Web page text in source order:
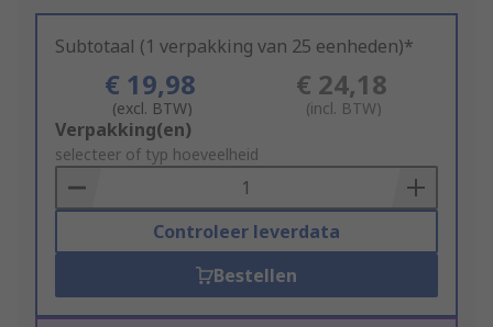
Subtotaal (1 verpakking van 25 eenheden)*
€ 19,98
(excl. BTW)
€ 24,18
(incl. BTW)
Add
to
Basket
Verpakking(en)
selecteer of typ hoeveelheid
Controleer leverdata
Bestellen